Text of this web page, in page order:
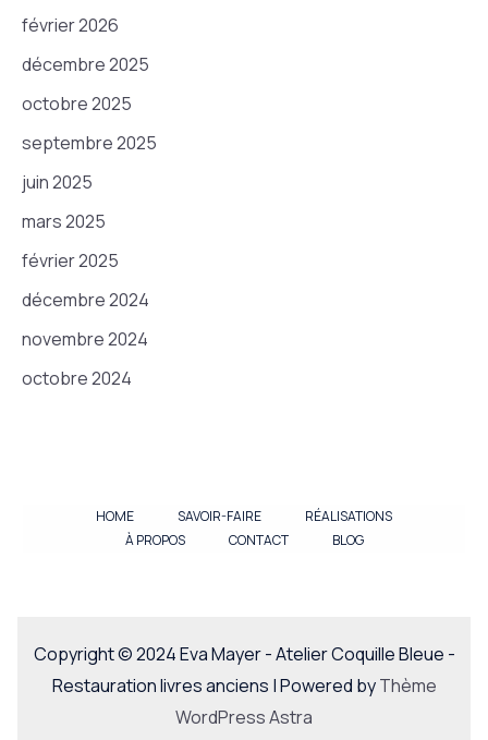
février 2026
décembre 2025
octobre 2025
septembre 2025
juin 2025
mars 2025
février 2025
décembre 2024
novembre 2024
octobre 2024
HOME SAVOIR-FAIRE
RÉALISATIONS
À PROPOS
CONTACT BLOG
Copyright © 2024 Eva Mayer - Atelier Coquille Bleue -
Restauration livres anciens | Powered byThème
WordPress Astra